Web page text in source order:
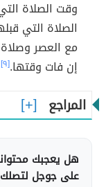
وقت الصلاة
الصلاة التي
مع العصر
إن فات وقتها.[٩]
المراجع
هل يعجبك
على جوجل لتصلك